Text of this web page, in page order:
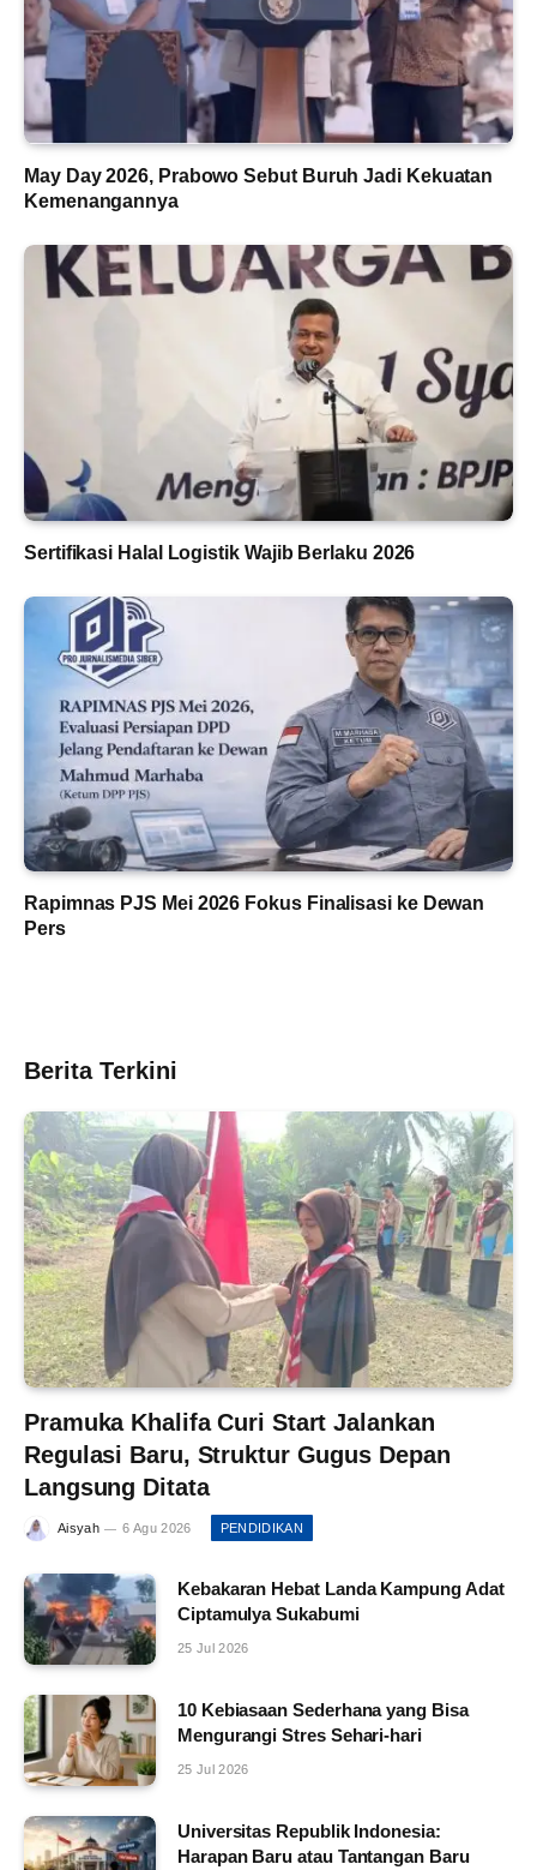
May Day 2026, Prabowo Sebut Buruh Jadi Kekuatan
Kemenangannya
Sertifikasi Halal Logistik Wajib Berlaku 2026
Rapimnas PJS Mei 2026 Fokus Finalisasi ke Dewan
Pers
Berita Terkini
Pramuka Khalifa Curi Start Jalankan
Regulasi Baru, Struktur Gugus Depan
Langsung Ditata
Aisyah 6 Agu 2026 PENDIDIKAN
Kebakaran Hebat Landa Kampung Adat
Ciptamulya Sukabumi
25 Jul 2026
10 Kebiasaan Sederhana yang Bisa
Mengurangi Stres Sehari-hari
25 Jul 2026
Universitas Republik Indonesia:
Harapan Baru atau Tantangan Baru